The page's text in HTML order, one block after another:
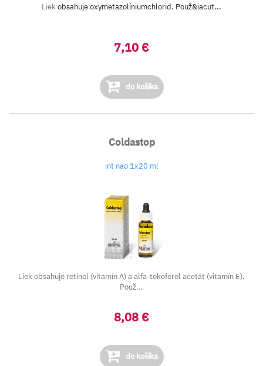
Liekobsahuje oxymetazolíniumchlorid. Použ&iacut...
7,10 €
do košíka
Coldastop
int nao 1x20 ml
Liek obsahuje retinol (vitamín A) a alfa-tokoferol acetát (vitamín E).
Použ...
8,08 €
do košíka